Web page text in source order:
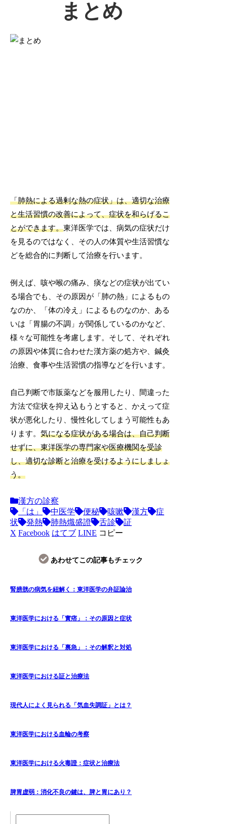
まとめ
「肺熱による過剰な熱の症状」は、適切な治療
と生活習慣の改善によって、症状を和らげるこ
とができます。東洋医学では、病気の症状だけ
を見るのではなく、その人の体質や生活習慣な
どを総合的に判断して治療を行います。
例えば、咳や喉の痛み、痰などの症状が出てい
る場合でも、その原因が「肺の熱」によるもの
なのか、「体の冷え」によるものなのか、ある
いは「胃腸の不調」が関係しているのかなど、
様々な可能性を考慮します。そして、それぞれ
の原因や体質に合わせた漢方薬の処方や、鍼灸
治療、食事や生活習慣の指導などを行います。
自己判断で市販薬などを服用したり、間違った
方法で症状を抑え込もうとすると、かえって症
状が悪化したり、慢性化してしまう可能性もあ
ります。気になる症状がある場合は、自己判断
せずに、東洋医学の専門家や医療機関を受診
し、適切な診断と治療を受けるようにしましょ
う。
漢方の診察
「は」
中医学 便秘 咳嗽 漢方
症
状
発熱 肺熱熾盛證 舌診
証
X Facebook はてブ LINE コピー
あわせてこの記事もチェック
腎膀胱の病気を紐解く：東洋医学の弁証論治
東洋医学における「實痞」：その原因と症状
東洋医学における「裏急」：その解釈と対処
東洋医学における証と治療法
現代人によく見られる「気血失調証」とは？
東洋医学における血輪の考察
東洋医学における火毒證：症状と治療法
脾胃虚弱：消化不良の鍵は、脾と胃にあり？